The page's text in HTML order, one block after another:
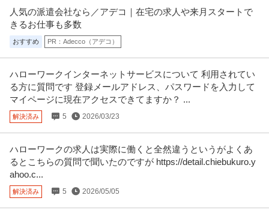
人気の派遣会社なら／アデコ｜在宅の求人や来月スタートで
きるお仕事も多数
おすすめ PR：Adecco（アデコ）
ハローワークインターネットサービスについて 利用されてい
る方に質問です 登録メールアドレス、パスワードを入力して
マイページに現在アクセスできてますか？ ...
解決済み 5 2026/03/23
ハローワークの求人は実際に働くと全然違うというがよくあ
るとこちらの質問で聞いたのですが https://detail.chiebukuro.y
ahoo.c...
解決済み 5 2026/05/05